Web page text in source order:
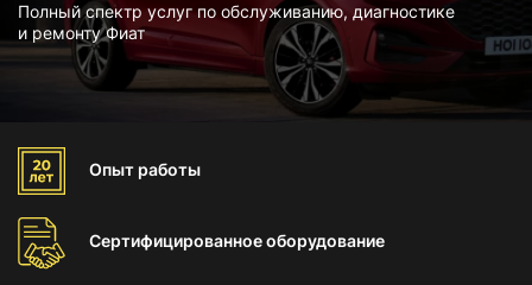
Полный спектр услуг по обслуживанию, диагностике
и ремонту Фиат
Опыт работы
Сертифицированноеоборудование